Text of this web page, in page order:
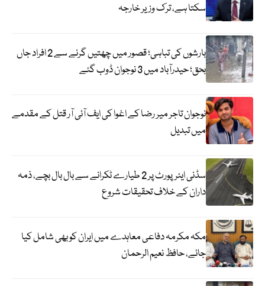
سکتا ہے، ترک وزیر خارجہ
بارشوں کی تباہی؛ قصور میں چھتیں گرنے سے 2 افراد جاں
بحق؛ حیدرآباد میں 3 نوجوان ڈوب گئے
نوجوان تاجر میر رضا کے اغوا کی ایف آئی آر قتل کے مقدمے
میں تبدیل
سڈنی ایئرپورٹ پر 2 طیارے ٹکرانے سے بال بال بچے، ذمہ
داران کے خلاف تحقیقات شروع
مکہ مکرمہ دفاعی معاہدے میں ایران کو بھی شامل کیا
جائے، حافظ نعیم الرحمان